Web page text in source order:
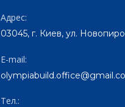
Адрес:
03045, г. Киев, ул.
E-mail:
Тел.: